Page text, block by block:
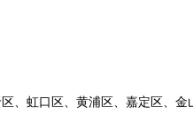
虹口区、黄浦区、嘉定区、